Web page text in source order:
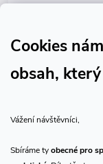
Cookies
obsah,
Vážení návštěvníci,
Sbíráme tyobecné pro